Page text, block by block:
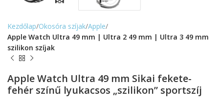
Kezdőlap Okosóra szíjak Apple
Apple Watch Ultra 49 mm | Ultra 2 49 mm | Ultra 3 49 mm
szilikon szíjak
Apple Watch Ultra 49 mm Sikai fekete-
fehér színű lyukacsos „szilikon” sportszíj